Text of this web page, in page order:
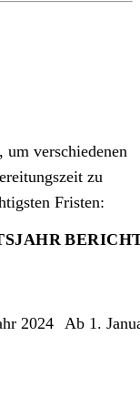
verschiedenen
zu
Fristen:
2024 Ab 1.